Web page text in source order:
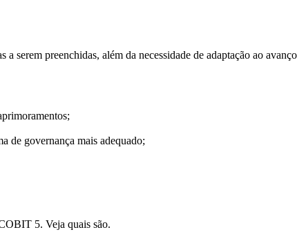
serem preenchidas, além da necessidade de adaptação ao avanço
de governança mais adequado;
5. Veja quais são.